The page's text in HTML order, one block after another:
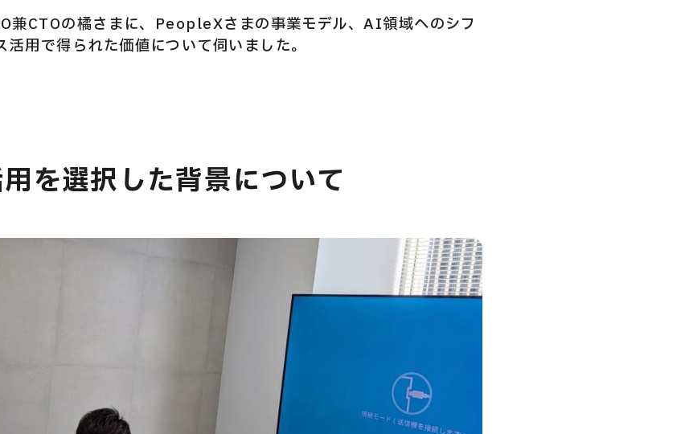
兼CTOの橘さまに、PeopleXさまの事業モデル、AI領域へのシフ
用で得られた価値について伺いました。
を選択した背景について